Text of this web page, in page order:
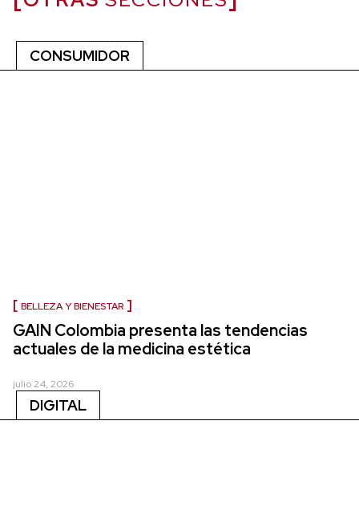
CONSUMIDOR
BELLEZA Y BIENESTAR
GAIN Colombia presenta las tendencias
actuales de la medicina estética
julio 24, 2026
DIGITAL